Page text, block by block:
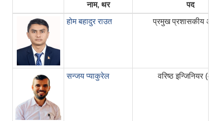
नाम, थर
पद
होम बहादुर राउत
प्रमुख प्रशासकीय
सन्जय प्याकुरेल वरिष्ठ इन्जिनियर